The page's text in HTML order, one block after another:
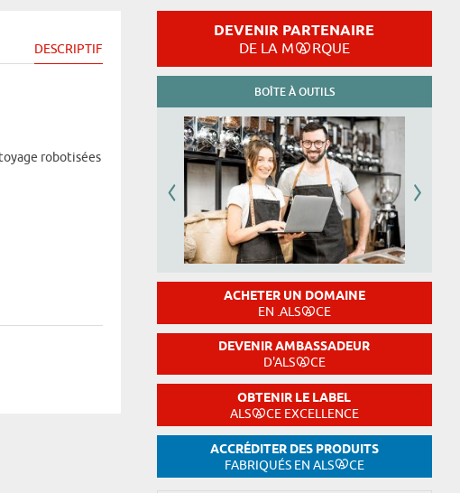
DESCRIPTIF
robotisées
DEVENIR PARTENAIRE
DE LA M RQUE
BOÎTE À OUTILS
ACHETER UN DOMAINE
EN .ALS CE
DEVENIR AMBASSADEUR
D'ALS CE
OBTENIR LE LABEL
ALS CE EXCELLENCE
ACCRÉDITER DES PRODUITS
FABRIQUÉS EN ALS CE